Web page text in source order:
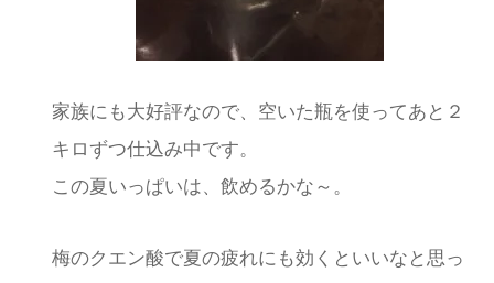
家族にも大好評なので、空いた瓶を使ってあと２
キロずつ仕込み中です。
この夏いっぱいは、飲めるかな～。
梅のクエン酸で夏の疲れにも効くといいなと思っ